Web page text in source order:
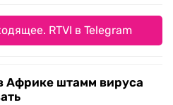
RTVI в Telegram
штамм вируса